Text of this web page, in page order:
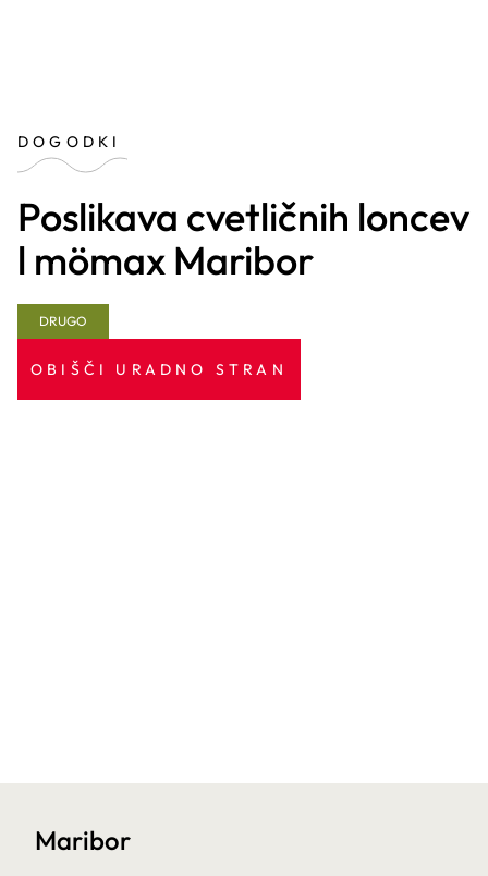
DOGODKI
Poslikava cvetličnih loncev
l mömax Maribor
DRUGO
OBIŠČI URADNO STRAN
Maribor